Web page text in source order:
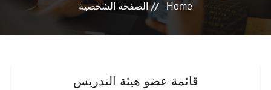
Home الصفحة الشخصية
قائمة عضو هيئة التدريس